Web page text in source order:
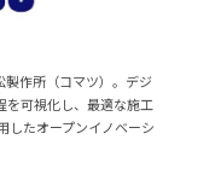
製作所（コマツ）。デジ
を可視化し、最適な施工
したオープンイノベーシ